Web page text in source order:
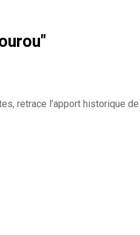
retrace l’apport historique de